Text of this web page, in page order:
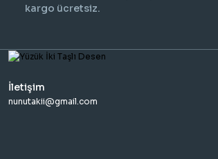
kargo ücretsiz.
İletişim
nunutakii@gmail.com